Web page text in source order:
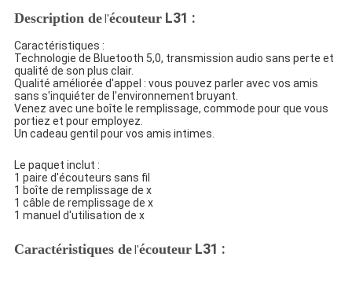
Description del'écouteurL31 :
Caractéristiques :
Technologie de Bluetooth 5,0, transmission audio sans perte et
qualité de son plus clair.
Qualité améliorée d'appel : vous pouvez parler avec vos amis
sans s'inquiéter de l'environnement bruyant.
Venez avec une boîte le remplissage, commode pour que vous
portiez et pour employez.
Un cadeau gentil pour vos amis intimes.
Le paquet inclut :
1 paire d'écouteurs sans fil
1 boîte de remplissage de x
1 câble de remplissage de x
1 manuel d'utilisation de x
Caractéristiques del'écouteurL31 :